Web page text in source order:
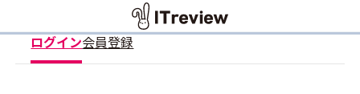
ログイン会員登録